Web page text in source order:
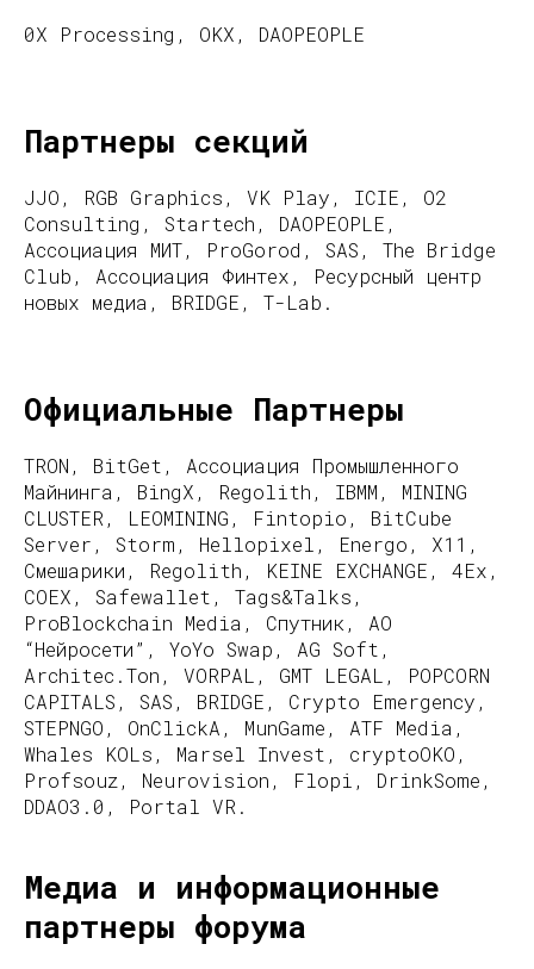
0X Processing, OKX, DAOPEOPLE
Партнеры секций
JJO, RGB Graphics, VK Play, ICIE, O2
Consulting, Startech, DAOPEOPLE,
Ассоциация МИТ, ProGorod, SAS, The Bridge
Club, Ассоциация Финтех, Ресурсный центр
новых медиа, BRIDGE, T-Lab.
Официальные Партнеры
TRON, BitGet, Ассоциация Промышленного
Майнинга, BingX, Regolith, IBMM, MINING
CLUSTER, LEOMINING, Fintopio, BitCube
Server, Storm, Hellopixel, Energo, X11,
Смешарики, Regolith, KEINE EXCHANGE, 4Ex,
COEX, Safewallet, Tags&Talks,
ProBlockchain Media, Спутник, АО
“Нейросети”, YoYo Swap, AG Soft,
Architec.Ton, VORPAL, GMT LEGAL, POPCORN
CAPITALS, SAS, BRIDGE, Crypto Emergency,
STEPNGO, OnClickA, MunGame, ATF Media,
Whales KOLs, Marsel Invest, cryptoOKO,
Profsouz, Neurovision, Flopi, DrinkSome,
DDAO3.0, Portal VR.
Медиа и информационные
партнеры форума